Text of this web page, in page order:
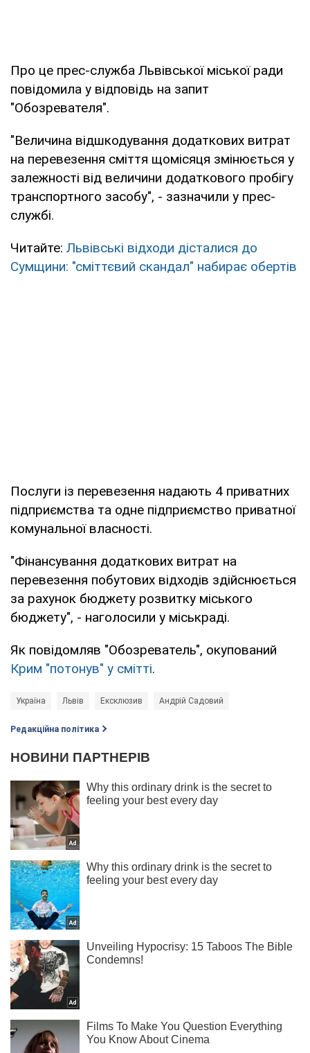
Про це прес-служба Львівської міської ради
повідомила у відповідь на запит
"Обозревателя".
"Величина відшкодування додаткових витрат
на перевезення сміття щомісяця змінюється у
залежності від величини додаткового пробігу
транспортного засобу", - зазначили у прес-
службі.
Читайте: Львівські відходи дісталися до
Сумщини: "сміттєвий скандал" набирає обертів
Послуги із перевезення надають 4 приватних
підприємства та одне підприємство приватної
комунальної власності.
"Фінансування додаткових витрат на
перевезення побутових відходів здійснюється
за рахунок бюджету розвитку міського
бюджету", - наголосили у міськраді.
Як повідомляв "Обозреватель", окупований
Крим "потонув" у смітті.
Україна Львів Ексклюзив Андрій Садовий
Редакційна політика